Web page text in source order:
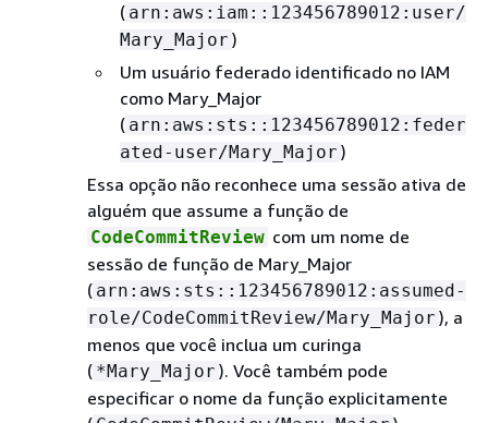
( arn:aws:iam::123456789012:user/
Mary_Major )
Um usuário federado identificado no IAM
como Mary_Major
( arn:aws:sts::123456789012:feder
ated-user/Mary_Major )
Essa opção não reconhece uma sessão ativa de
alguém que assume a função de
CodeCommitReview com um nome de
sessão de função de Mary_Major
( arn:aws:sts::123456789012:assumed-
role/CodeCommitReview/Mary_Major ), a
menos que você inclua um curinga
( *Mary_Major ). Você também pode
especificar o nome da função explicitamente